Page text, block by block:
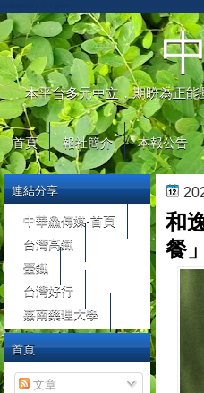
本平台多元中立，期盼為正
首頁 報社簡介 本報公告
和
餐
連結分享
中華鱻傳媒-首頁
台灣高鐵
臺鐵
台灣好行
嘉南藥理大學
首頁
文章